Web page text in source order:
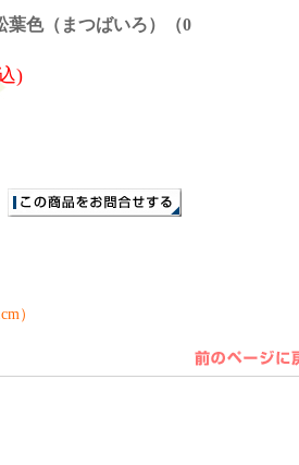
色（まつばいろ）（0
)
）